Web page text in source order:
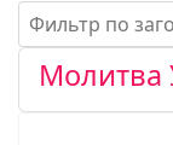
Фильтр по
Молитва